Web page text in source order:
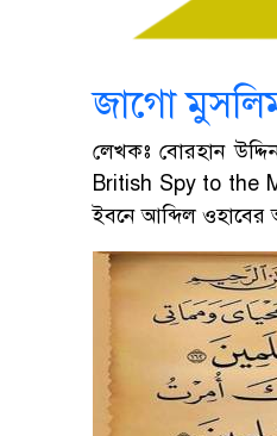
জাগো
লেখকঃ বোরহান
British Spy to the
ইবনে আব্দিল ওহাবের